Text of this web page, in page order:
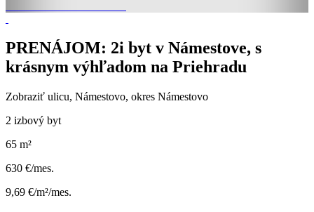
PRENÁJOM: 2i byt v Námestove, s
krásnym výhľadom na Priehradu
Zobraziť ulicu, Námestovo, okres Námestovo
2 izbový byt
65 m²
630 €/mes.
9,69 €/m²/mes.